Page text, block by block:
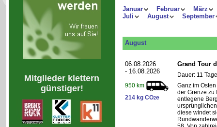
Mitglieder klettern
günstiger!
Januar
Februar
März
Juli
August September
August
06.08.2026
- 16.08.2026
950 km
214 kg CO2e
Grand Tour
Dauer: 11
Ganz im
der Grenze zu
entlegene
diese windet